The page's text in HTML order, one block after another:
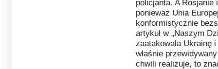
policjanta. A
ponieważ Unia
konformistycznie
artykuł w „Naszym
zaatakowała Ukrainę
właśnie
chwili realizuje, to